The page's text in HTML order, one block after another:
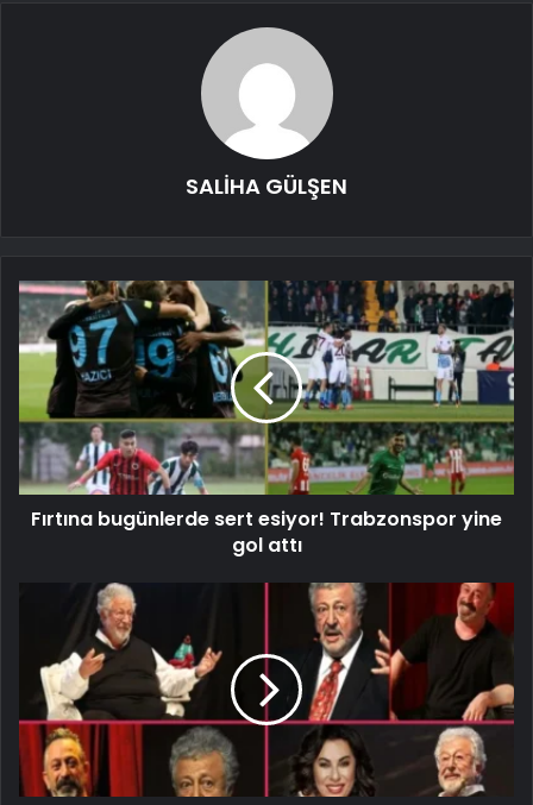
SALİHA GÜLŞEN
Fırtına bugünlerde sert esiyor! Trabzonspor yine
gol attı